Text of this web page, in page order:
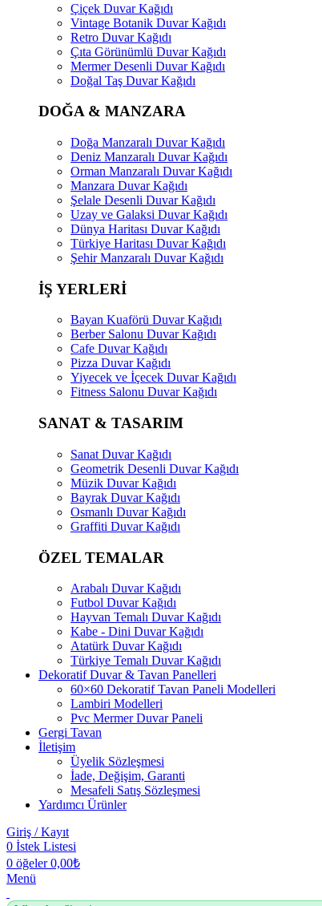
Çiçek Duvar Kağıdı
Vintage Botanik Duvar Kağıdı
Retro Duvar Kağıdı
Çıta Görünümlü Duvar Kağıdı
Mermer Desenli Duvar Kağıdı
Doğal Taş Duvar Kağıdı
DOĞA & MANZARA
Doğa Manzaralı Duvar Kağıdı
Deniz Manzaralı Duvar Kağıdı
Orman Manzaralı Duvar Kağıdı
Manzara Duvar Kağıdı
Şelale Desenli Duvar Kağıdı
Uzay ve Galaksi Duvar Kağıdı
Dünya Haritası Duvar Kağıdı
Türkiye Haritası Duvar Kağıdı
Şehir Manzaralı Duvar Kağıdı
İŞ YERLERİ
Bayan Kuaförü Duvar Kağıdı
Berber Salonu Duvar Kağıdı
Cafe Duvar Kağıdı
Pizza Duvar Kağıdı
Yiyecek ve İçecek Duvar Kağıdı
Fitness Salonu Duvar Kağıdı
SANAT & TASARIM
Sanat Duvar Kağıdı
Geometrik Desenli Duvar Kağıdı
Müzik Duvar Kağıdı
Bayrak Duvar Kağıdı
Osmanlı Duvar Kağıdı
Graffiti Duvar Kağıdı
ÖZEL TEMALAR
Arabalı Duvar Kağıdı
Futbol Duvar Kağıdı
Hayvan Temalı Duvar Kağıdı
Kabe - Dini Duvar Kağıdı
Atatürk Duvar Kağıdı
Türkiye Temalı Duvar Kağıdı
Dekoratif Duvar & Tavan Panelleri
60×60 Dekoratif Tavan Paneli Modelleri
Lambiri Modelleri
Pvc Mermer Duvar Paneli
Gergi Tavan
İletişim
Üyelik Sözleşmesi
İade, Değişim, Garanti
Mesafeli Satış Sözleşmesi
Yardımcı Ürünler
Giriş / Kayıt
0 İstek Listesi
0 öğeler 0,00₺
Menü